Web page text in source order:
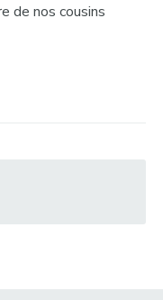
de nos cousins